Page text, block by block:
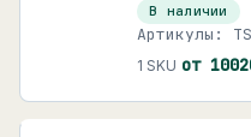
В наличии
Артикулы:
1 SKU от